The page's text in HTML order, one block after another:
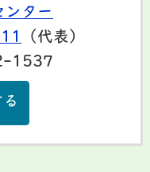
ンター
（代表）
1537